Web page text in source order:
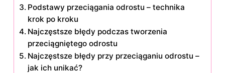
Podstawy przeciągania odrostu – technika
krok po kroku
Najczęstsze błędy podczas tworzenia
przeciągniętego odrostu
Najczęstsze błędy przy przeciąganiu odrostu –
jak ich unikać?